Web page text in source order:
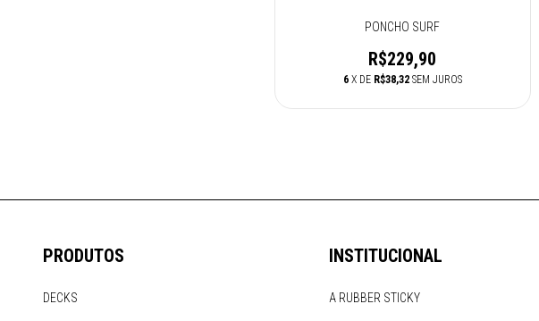
PONCHO SURF
R$229,90
6 X DE R$38,32 SEM JUROS
PRODUTOS
DECKS
INSTITUCIONAL
A RUBBER STICKY